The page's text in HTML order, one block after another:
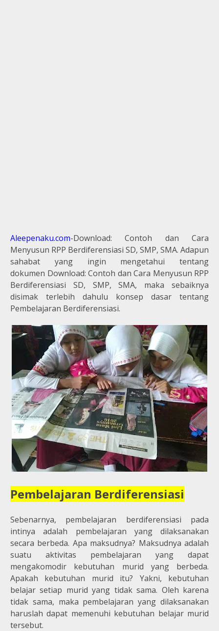
Aleepenaku.com-Download: Contoh dan Cara
Menyusun RPP Berdiferensiasi SD, SMP, SMA. Adapun
sahabat yang ingin mengetahui tentang
dokumen Download: Contoh dan Cara Menyusun RPP
Berdiferensiasi SD, SMP, SMA, maka sebaiknya
disimak terlebih dahulu konsep dasar tentang
Pembelajaran Berdiferensiasi.
Pembelajaran Berdiferensiasi
Sebenarnya, pembelajaran berdiferensiasi pada
intinya adalah pembelajaran yang dilaksanakan
secara berbeda. Apa maksudnya? Maksudnya adalah
suatu aktivitas pembelajaran yang dapat
mengakomodir kebutuhan murid yang berbeda.
Apakah kebutuhan murid itu? Yakni, kebutuhan
belajar setiap murid yang tidak sama. Oleh karena
tidak sama, maka pembelajaran yang dilaksanakan
haruslah dapat memenuhi kebutuhan belajar murid
tersebut.